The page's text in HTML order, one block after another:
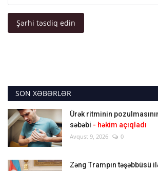
Şərhi təsdiq edin
SON XƏBƏRLƏR
Ürək ritminin
səbəbi - həkim açıqladı
Avqust 9, 2026 0
Zəng Trampın təşəbbüsü